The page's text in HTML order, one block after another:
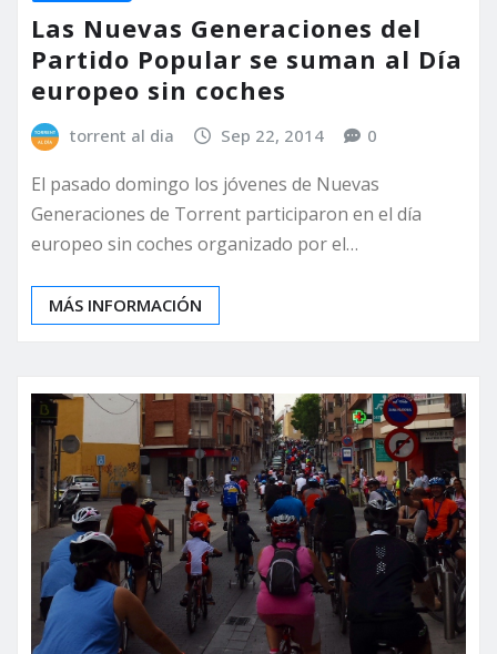
Las Nuevas Generaciones del
Partido Popular se suman al Día
europeo sin coches
torrent al dia Sep 22, 2014 0
El pasado domingo los jóvenes de Nuevas
Generaciones de Torrent participaron en el día
europeo sin coches organizado por el…
MÁS INFORMACIÓN